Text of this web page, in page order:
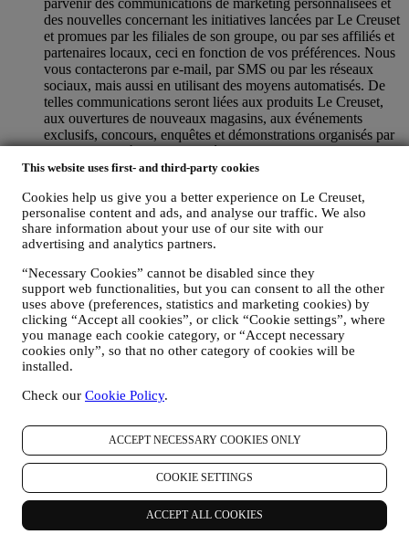
This website uses first- and third-party cookies
Cookies help us give you a better experience on Le Creuset,
personalise content and ads, and analyse our traffic. We also
share information about your use of our site with our
advertising and analytics partners.
“Necessary Cookies” cannot be disabled since they
support web functionalities, but you can consent to all the other
uses above (preferences, statistics and marketing cookies) by
clicking “Accept all cookies”, or click “Cookie settings”, where
you manage each cookie category, or “Accept necessary
cookies only”, so that no other category of cookies will be
installed.
Check our Cookie Policy.
ACCEPT NECESSARY COOKIES ONLY
COOKIE SETTINGS
ACCEPT ALL COOKIES
parvenir des communications de marketing personnalisées et
des nouvelles concernant les initiatives lancées par Le Creuset
et promues par les filiales de son groupe, ou par ses affiliés et
partenaires locaux, ceci en fonction de vos préférences. Nous
vous contacterons par e-mail, par SMS ou par les réseaux
sociaux, mais aussi en utilisant des moyens automatisés. De
telles communications seront liées aux produits Le Creuset,
aux ouvertures de nouveaux magasins, aux événements
exclusifs, concours, enquêtes et démonstrations organisés par
Le Creuset ou à des offres spéciales qui pourraient vous
intéresser. Ces communications pourront être sélectionnées ou
vous concernant, telles que votre situation géographique,
l’historique de vos achats ou vos préférences en ce qui
concerne nos produits. Nous utiliserons ces données pour
mieux cerner vos centres d’intérêt. Ceci nous permettra de
personnaliser nos communications afin de les rendre plus
pertinentes et intéressantes. Il n’y aura aucun autre effet. Nous
collectons aussi des données statistiques concernant
l’ouverture des e-mails et les clics, utilisant à cet effet des
technologies industrielles standard pour nous aider dans le
monitoring de nos lettres d’information. Ce traitement est basé
sur votre consentement à recevoir nos communications de
exercé lors de la collecte des informations personnelles, en
Désabonnement :
Vous pouvez cesser de recevoir nos communications
marketing à tout moment, gratuitement, en utilisant les
méthodes indiquées dans chaque communication (par
exemple, pour vous désinscrire de la newsletter, vous pouvez
cliquer sur le lien de désinscription figurant au bas de chaque
e-mail). En tout état de cause, si vous souhaitez mettre fin à